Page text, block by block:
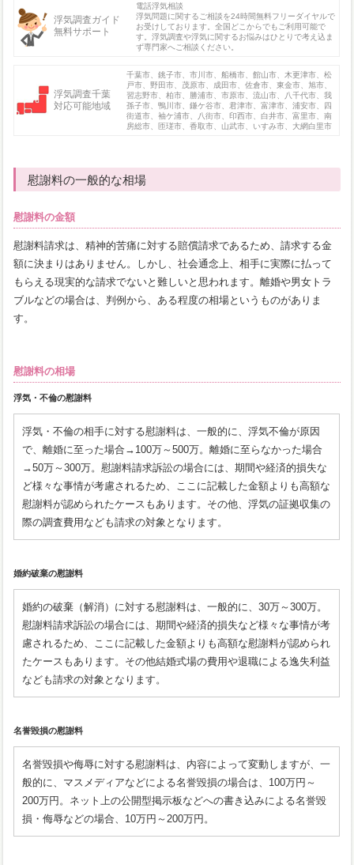
浮気調査ガイド
無料サポート
電話浮気相談
浮気問題に関するご相談を24時間無料フリーダイヤルで
お受けしております。全国どこからでもご利用可能で
す。浮気調査や浮気に関するお悩みはひとりで考え込ま
ず専門家へご相談ください。
浮気調査千葉
対応可能地域
千葉市、銚子市、市川市、船橋市、館山市、木更津市、松
戸市、野田市、茂原市、成田市、佐倉市、東金市、旭市、
習志野市、柏市、勝浦市、市原市、流山市、八千代市、我
孫子市、鴨川市、鎌ケ谷市、君津市、富津市、浦安市、四
街道市、袖ケ浦市、八街市、印西市、白井市、富里市、南
房総市、匝瑳市、香取市、山武市、いすみ市、大網白里市
慰謝料の一般的な相場
慰謝料の金額
慰謝料請求は、精神的苦痛に対する賠償請求であるため、請求する金
額に決まりはありません。しかし、社会通念上、相手に実際に払って
もらえる現実的な請求でないと難しいと思われます。離婚や男女トラ
ブルなどの場合は、判例から、ある程度の相場というものがありま
す。
慰謝料の相場
浮気・不倫の慰謝料
浮気・不倫の相手に対する慰謝料は、一般的に、浮気不倫が原因
で、離婚に至った場合→100万～500万。離婚に至らなかった場合
→50万～300万。慰謝料請求訴訟の場合には、期間や経済的損失な
ど様々な事情が考慮されるため、ここに記載した金額よりも高額な
慰謝料が認められたケースもあります。その他、浮気の証拠収集の
際の調査費用なども請求の対象となります。
婚約破棄の慰謝料
婚約の破棄（解消）に対する慰謝料は、一般的に、30万～300万。
慰謝料請求訴訟の場合には、期間や経済的損失など様々な事情が考
慮されるため、ここに記載した金額よりも高額な慰謝料が認められ
たケースもあります。その他結婚式場の費用や退職による逸失利益
なども請求の対象となります。
名誉毀損の慰謝料
名誉毀損や侮辱に対する慰謝料は、内容によって変動しますが、一
般的に、マスメディアなどによる名誉毀損の場合は、100万円～
200万円。ネット上の公開型掲示板などへの書き込みによる名誉毀
損・侮辱などの場合、10万円～200万円。